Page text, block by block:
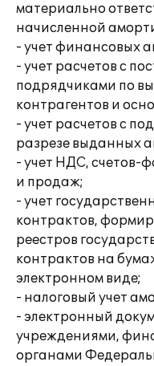
материально
начисленной
- учет финансовых
- учет расчетов с
подрядчиками по
контрагентов и
- учет расчетов с
разрезе выданных
- учет НДС, счетов-
и продаж;
- учет
контрактов,
реестров
контрактов на
электронном виде;
- налоговый учет
- электронный
учреждениями,
органами